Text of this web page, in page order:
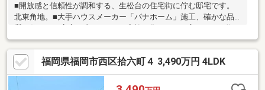
■開放感と信頼性が調和する、生松台の住宅街に佇む邸宅です。
北東角地。■大手ハウスメーカー「パナホーム」施工、確かな品
17.5帖を確保。キッチン横には便利な床下収納もございます。■す
べての居室が6帖以上のゆとりある設計。2階には主寝室にも最適
な約10帖の和室がございます。■ウォークインクローゼットをは
じめ全室に収納を完備しており、お部屋をすっきりと保てます。
■お車を雨風から守るカーポート付きの駐車スペースを1台分確保
福岡県福岡市西区拾六町４ 3,490万円 4LDK